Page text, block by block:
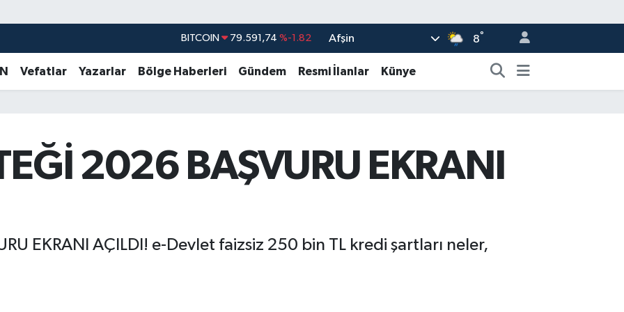
DOLAR 45,43620 %0.02
STERLİN 61,60380 %0.18
BITCOIN 79.591,74 %-1.82
Afşin 8°
Vefatlar Yazarlar Bölge Haberleri Gündem Resmi İlanlar Künye
2026 BAŞVURU EKRANI
EKRANI AÇILDI! e-Devlet faizsiz 250 bin TL kredi şartları neler,